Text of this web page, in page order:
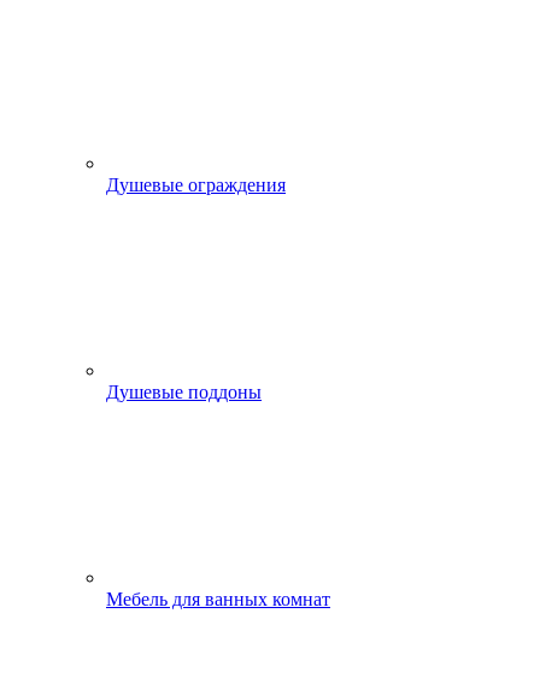
Душевые ограждения
Душевые поддоны
Мебель для ванных комнат